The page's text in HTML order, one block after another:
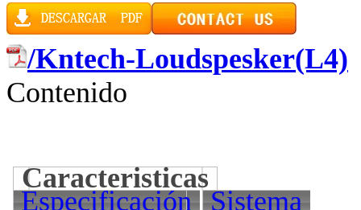
/Kntech-Loudspesker(L4)
Contenido
Caracteristicas
Especificación Sistema